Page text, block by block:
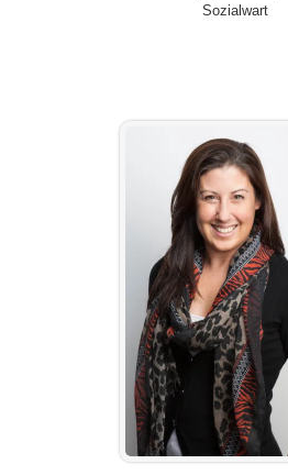
Sozialwart